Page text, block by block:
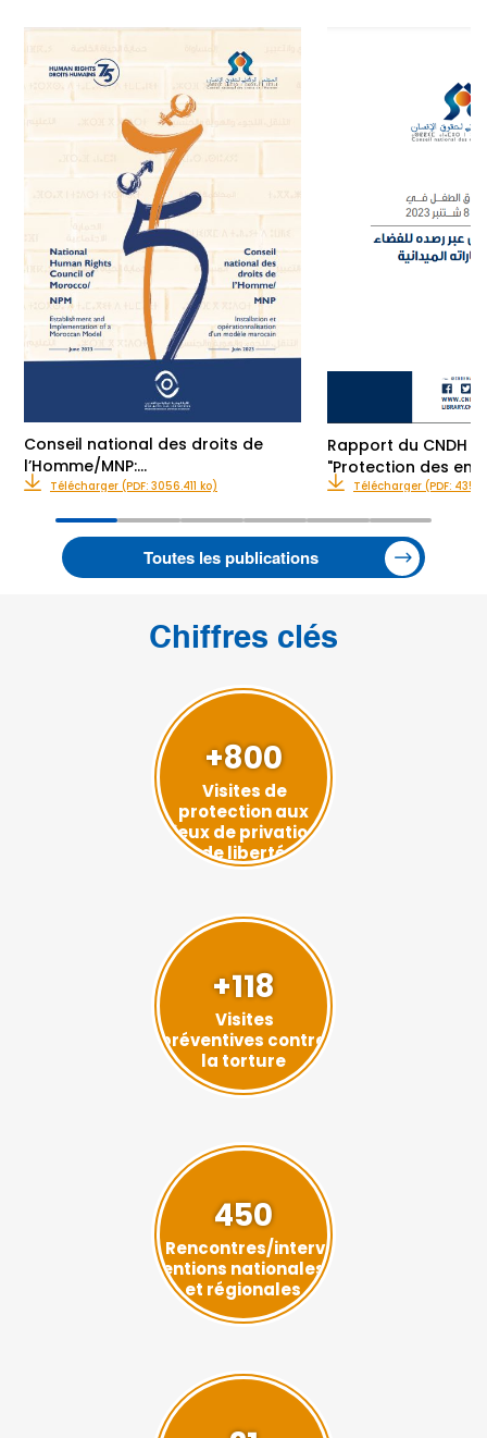
Toutes les publications
Conseil national des droits de
l’Homme/MNP:…
Télécharger (PDF: 3056.411 ko)
Rapport du CNDH
"Protection des
Télécharger (PDF:
Chiffres clés
+800
Visites de
protection aux
lieux de privation
de liberté
+118
Visites
préventives contre
la torture
450
Rencontres/interv
entions nationales
et régionales